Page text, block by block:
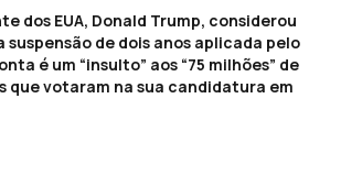
dos EUA, Donald Trump, considerou
suspensão de dois anos aplicada pelo
é um “insulto” aos “75 milhões” de
que votaram na sua candidatura em